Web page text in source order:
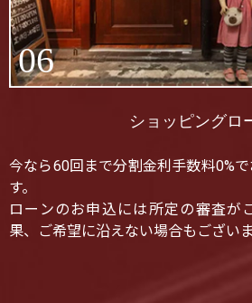
06
ショッピングロ
今なら60回まで分割金利手数料0%
す。
ローンのお申込には所定の審査が
果、ご希望に沿えない場合もございま